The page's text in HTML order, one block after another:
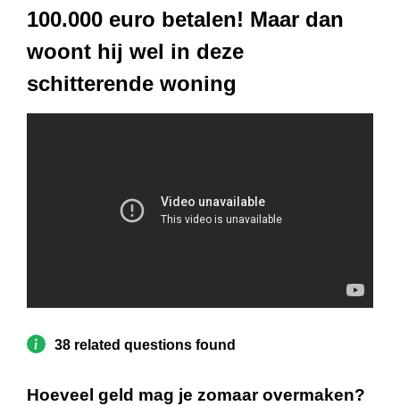
100.000 euro betalen! Maar dan
woont hij wel in deze
schitterende woning
38 related questions found
Hoeveel geld mag je zomaar overmaken?